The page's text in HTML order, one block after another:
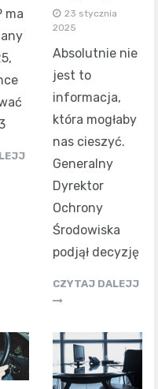
ma
23 stycznia
2025
Absolutnie nie
jest to
informacja,
która mogłaby
nas cieszyć.
Generalny
Dyrektor
Ochrony
Środowiska
podjął decyzję
CZYTAJ DALEJJ